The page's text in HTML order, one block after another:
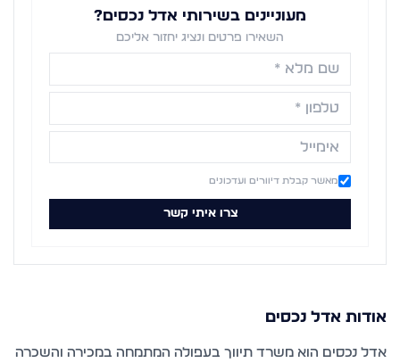
מעוניינים בשירותי אדל נכסים?
השאירו פרטים ונציג יחזור אליכם
מאשר קבלת דיוורים ועדכונים
צרו איתי קשר
אודות אדל נכסים
אדל נכסים הוא משרד תיווך בעפולה המתמחה במכירה והשכרה